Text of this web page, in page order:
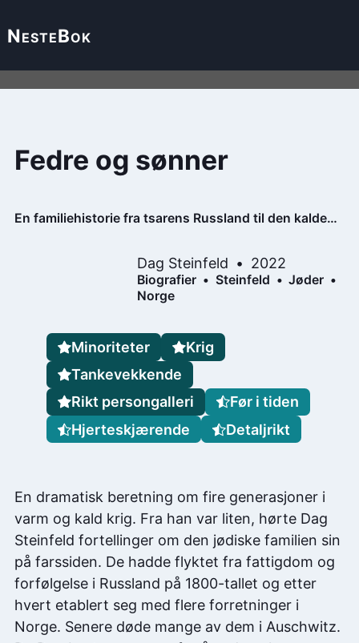
NesteBok
Fedre og sønner
En familiehistorie fra tsarens Russland til den kalde
Dag Steinfeld 2022
Biografier Steinfeld
Jøder
Norge
En dramatisk beretning om fire generasjoner i
varm og kald krig. Fra han var liten, hørte Dag
Steinfeld fortellinger om den jødiske familien sin
på farssiden. De hadde flyktet fra fattigdom og
forfølgelse i Russland på 1800-tallet og etter
hvert etablert seg med flere forretninger i
Norge. Senere døde mange av dem i Auschwitz.
Minoriteter
Krig
Tankevekkende
Rikt persongalleri
Før i tiden
Hjerteskjærende
Detaljrikt